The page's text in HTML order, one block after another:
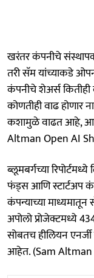
खरंतर कंपनीचे
तरी सॅम यांच्याकडे
कंपनीचे शेअर्स
कोणतीही वाढ होणार
कशामुळे वाढत आहे,
Altman Open AI
ब्लूमबर्गच्या
फंड्स आणि स्टार्टअप
कंपन्याच्या
अपोलो प्रोजेक्टमध्ये
सोबतच हीलियन
आहेत. (Sam Altman